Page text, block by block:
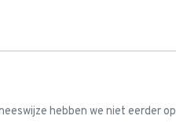
hebben we niet eerder op